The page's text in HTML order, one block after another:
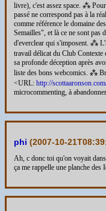
livre), c'est assez space. ⁂
passé ne correspond pas à la
comme référence le domaine
Semailles", et là ce ne sont pas
d'everclear qui s'imposent. ⁂
travail délicat du Club
sa profonde déception après
liste des bons webcomics. ⁂
<URL: http://
microcommenting, à
phi (2007-10-
Ah, c donc toi qu'on voyait
ça me rappelle une planche des